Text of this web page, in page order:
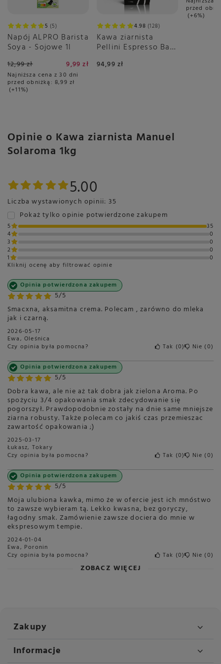
Jednostka (specyficzna):
Jednostka (specyficzna) - Gramów
Kraj:
Kraj pochodzenia - Włochy
Zapakowano w - Włochy
Waga netto:
1000 g
Pochodzenie:
Wyprodukowano w Włochy z ziaren kawy.
Język danych - polski
Główny język opisu - włoski
Języki na opakowaniu:
polski
Marka
MANUEL
Zawartość kofeiny
Rodzaj
Kawa ziarnista
Przeznaczenie
Do ekspresu
Do biura
Więcej
Espresso
Kawa czarna
Blend czy Single
Blend / Mieszanki
Pochodzenie ziaren
Gorycz
Średnia
Słodycz
Średnia
Intensywność smaku
Średnia
Sposób przygotowania
Ekspres kolbowy
Ekspres przelewowy
centymetrach
5 5
Napój ALPRO Barista
Soya - Sojowe 1l
12,99 zł 9,99 zł
Najniższa cena z 30 dni
przed obniżką: 8,99 zł
+11%
4.98 128
Kawa ziarnista
Pellini Espresso Bar
94,99 zł
przed
+6%
Opinie o Kawa ziarnista Manuel
Solaroma 1kg
5.00
Liczba wystawionych opinii: 35
Pokaż tylko opinie potwierdzone zakupem
5
35
4
0
3
0
2
0
1
0
Kliknij ocenę aby filtrować opinie
5/5
Opinia potwierdzona zakupem
Smacxna, aksamitna crema. Polecam , zarówno do mleka
jak i czarną.
2026-05-17
Ewa, Oleśnica
Czy opinia była pomocna? Tak 0 Nie 0
5/5
Opinia potwierdzona zakupem
Dobra kawa, ale nie aż tak dobra jak zielona Aroma. Po
spożyciu 3/4 opakowania smak zdecydowanie się
pogorszył. Prawdopodobnie zostały na dnie same mniejsze
ziarna robusty. Także polecam co jakiś czas przemieszac
zawartość opakowania ;)
2025-03-17
Łukasz, Tokary
Czy opinia była pomocna? Tak 0 Nie 0
5/5
Opinia potwierdzona zakupem
Moja ulubiona kawka, mimo że w ofercie jest ich mnóstwo
to zawsze wybieram tą. Lekko kwasna, bez goryczy,
łagodny smak. Zamówienie zawsze dociera do mnie w
ekspresowym tempie.
2024-01-04
Ewa, Poronin
Czy opinia była pomocna? Tak 0 Nie 0
ZOBACZ WIĘCEJ
Zakupy
Informacje